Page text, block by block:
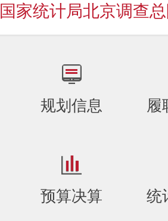
国家统计局北京调查
规划信息 履
预算决算 统